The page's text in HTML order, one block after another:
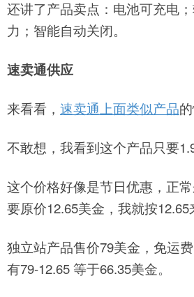
还讲了产品卖点：电池可充电
力；智能自动关闭。
速卖通供应
来看看， 速卖通上面类似产品
不敢想，我看到这个产品只要
这个价格好像是节日优惠，正
要原价12.65美金，我就按12.65
独立站产品售价79美金，免运
有79-12.65 等于66.35美金。